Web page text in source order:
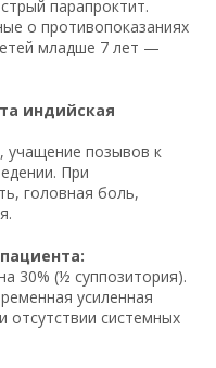
парапроктит.
о противопоказаниях
младше 7 лет —
индийская
учащение позывов к
При
головная боль,
30% (½ суппозитория).
усиленная
отсутствии системных